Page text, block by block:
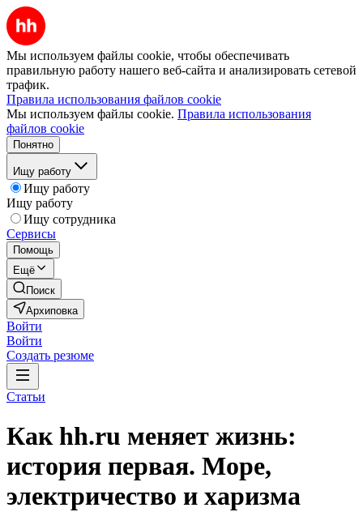
Мы используем файлы cookie, чтобы обеспечивать
правильную работу нашего веб-сайта и анализировать сетевой
трафик.
Правила использования файлов cookie
Мы используем файлы cookie. Правила использования
файлов cookie
Понятно
Ищу работу
Ищу работу
Ищу работу
Ищу сотрудника
Сервисы
Помощь
Ещё
Поиск
Архиповка
Войти
Войти
Создать резюме
Статьи
Как hh.ru меняет жизнь:
история первая. Море,
электричество и харизма